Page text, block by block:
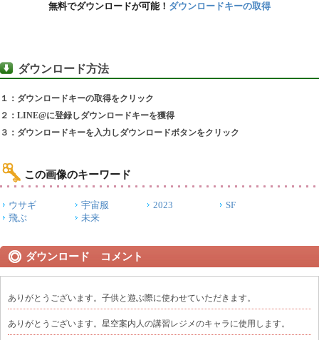
無料でダウンロードが可能！ ダウンロードキーの取得
ダウンロード方法
１：ダウンロードキーの取得をクリック
２：LINE@に登録しダウンロードキーを獲得
３：ダウンロードキーを入力しダウンロードボタンをクリック
この画像のキーワード
ウサギ 宇宙服 2023
SF
飛ぶ
未来
ダウンロード コメント
ありがとうございます。子供と遊ぶ際に使わせていただきます。
ありがとうございます。星空案内人の講習レジメのキャラに使用します。